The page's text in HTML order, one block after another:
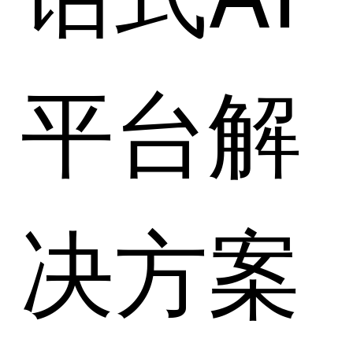
平台解
决方案